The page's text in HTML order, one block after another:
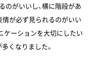
のがいいし、横に階段があ
情が必ず見られるのがいい
ケーションを大切にしたい
くなりました。